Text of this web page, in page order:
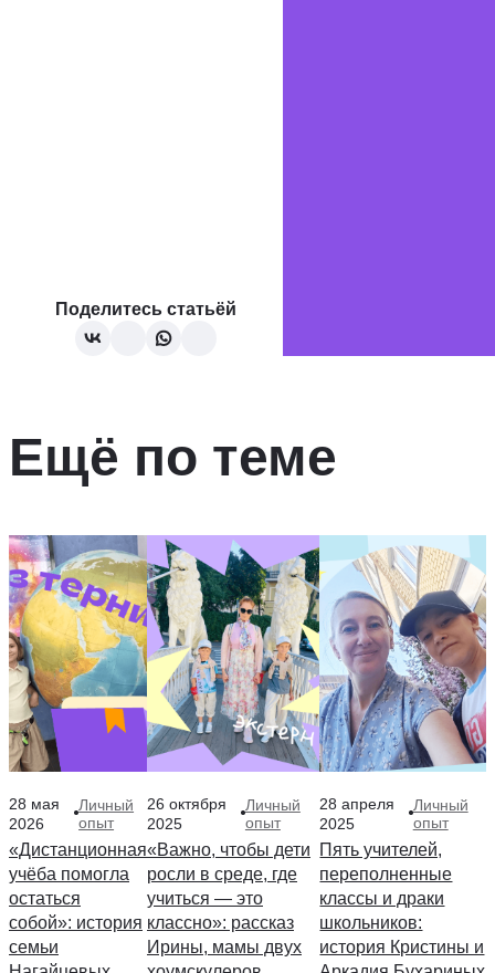
Поделитесь статьёй
Ещё по теме
28 мая
2026
Личный
опыт
«Дистанционная
учёба помогла
остаться
собой»: история
семьи
26 октября
2025
Личный
опыт
«Важно, чтобы дети
росли в среде, где
учиться — это
классно»: рассказ
Ирины, мамы двух
28 апреля
2025
Личный
опыт
Пять учителей,
переполненные
классы и драки
школьников:
история Кристины и